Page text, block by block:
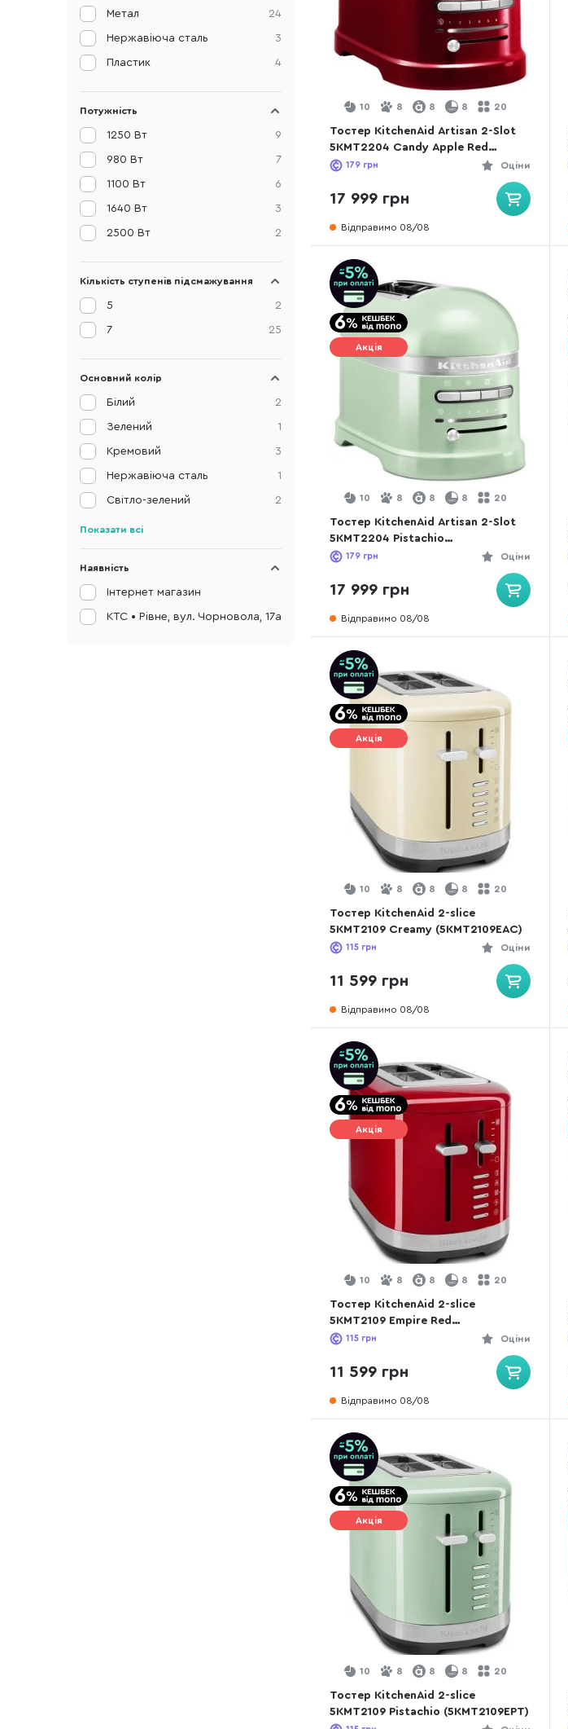
10 8 8 8 20
Тостер KitchenAid Artisan 2-Slot
5KMT2204 Candy Apple Red
(5KMT2204ECA)
Оціни
179 грн
17 999 грн
Відправимо 08/08
Акція
10 8 8 8 20
Тостер KitchenAid Artisan 2-Slot
5KMT2204 Pistachio
(5KMT2204EPT)
Оціни
179 грн
17 999 грн
Відправимо 08/08
Акція
10 8 8 8 20
Тостер KitchenAid 2-slice
5KMT2109 Creamy (5KMT2109EAC)
Оціни
115 грн
11 599 грн
Відправимо 08/08
Акція
10 8 8 8 20
Тостер KitchenAid 2-slice
5KMT2109 Empire Red
(5KMT2109EER)
Оціни
115 грн
11 599 грн
Відправимо 08/08
Акція
10 8 8 8 20
Тостер KitchenAid 2-slice
5KMT2109 Pistachio (5KMT2109EPT)
24
Метал
3
Нержавіюча сталь
4
Пластик
Потужність
9
1250 Вт
7
980 Вт
6
1100 Вт
3
1640 Вт
2
2500 Вт
Кількість ступенів підсмажування
2
5
25
7
Основний колір
2
Білий
1
Зелений
3
Кремовий
1
Нержавіюча сталь
2
Світло-зелений
Показати всі
Наявність
Інтернет магазин
КТС • Рівне, вул. Чорновола, 17а